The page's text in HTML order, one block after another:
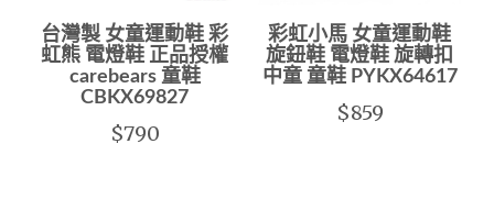
台灣製 女童運動鞋 彩
虹熊 電燈鞋 正品授權
carebears 童鞋
CBKX69827
$790
彩虹小馬 女童運動鞋
旋鈕鞋 電燈鞋 旋轉扣
中童 童鞋 PYKX64617
$859